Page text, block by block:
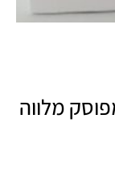
מלווה